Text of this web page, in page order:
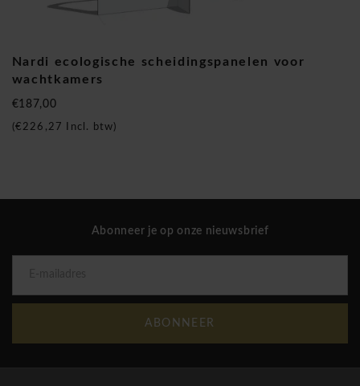
Nardi ecologische scheidingspanelen
Nardi ecologische scheidingspanelen voor
wachtkamers
€187,00
(€226,27 Incl. btw)
Abonneer je op onze nieuwsbrief
ABONNEER